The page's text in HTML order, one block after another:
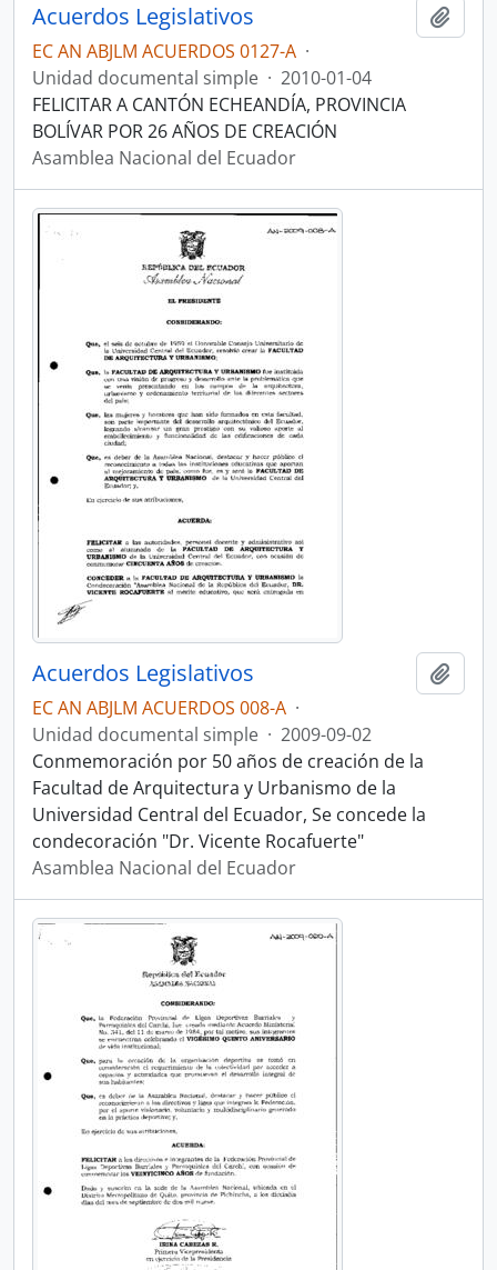
Acuerdos Legislativos
EC AN ABJLM ACUERDOS 0127-A ·
Unidad documental simple · 2010-01-04
FELICITAR A CANTÓN ECHEANDÍA, PROVINCIA
BOLÍVAR POR 26 AÑOS DE CREACIÓN
Asamblea Nacional del Ecuador
Acuerdos Legislativos
EC AN ABJLM ACUERDOS 008-A ·
Unidad documental simple · 2009-09-02
Conmemoración por 50 años de creación de la
Facultad de Arquitectura y Urbanismo de la
Universidad Central del Ecuador, Se concede la
condecoración "Dr. Vicente Rocafuerte"
Asamblea Nacional del Ecuador